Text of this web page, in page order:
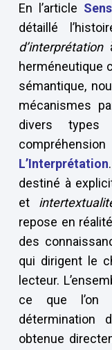
En l’article
détaillé
d’interprétation
herméneutique
sémantique,
mécanismes
divers types
L’Interprétation
destiné à
et
repose en
des
qui dirigent le
lecteur.
ce que l’on
détermination
obtenue